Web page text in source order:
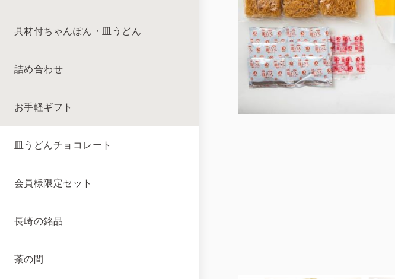
具材付ちゃんぽん・皿うどん
詰め合わせ
お手軽ギフト
皿うどんチョコレート
会員様限定セット
長崎の銘品
茶の間